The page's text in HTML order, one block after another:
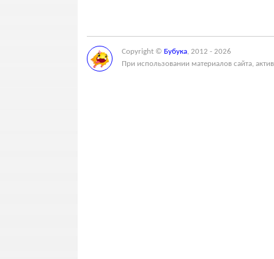
Copyright © Бубука, 2012 - 2026
При использовании материалов сайта,